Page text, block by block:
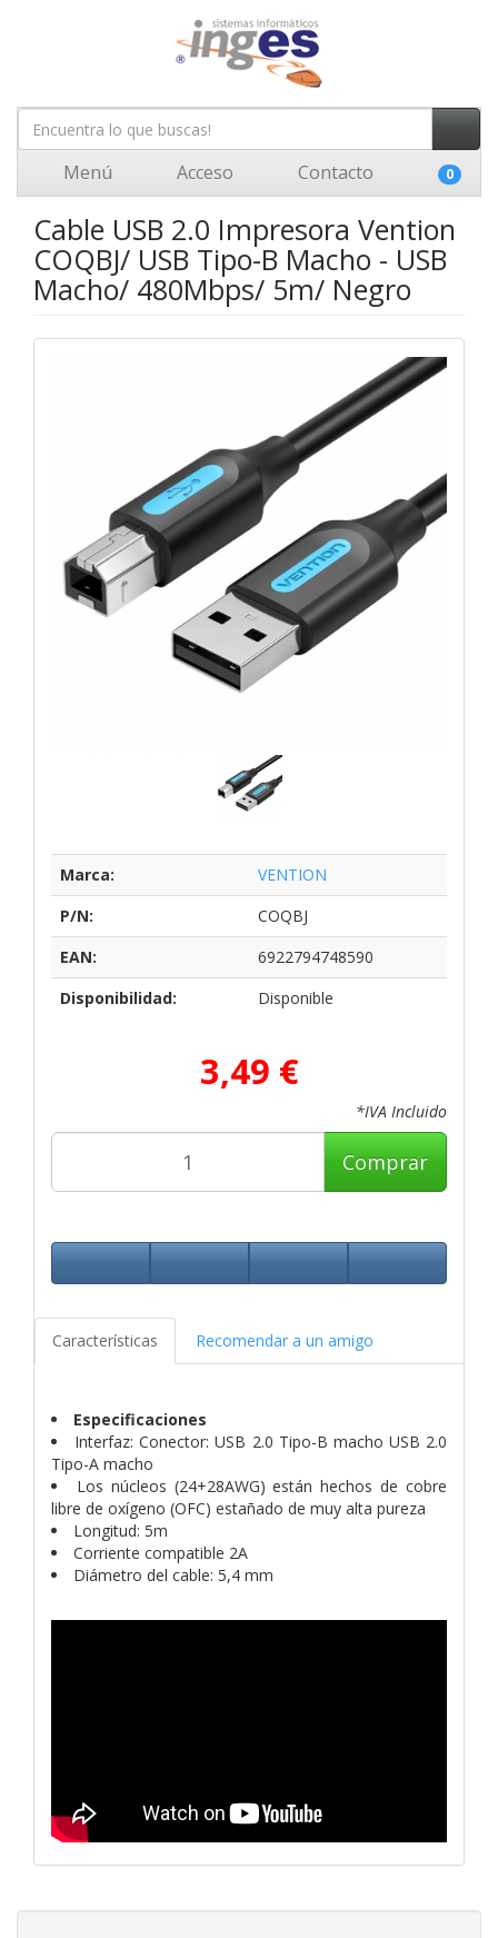
Menú Acceso Contacto 0
Cable USB 2.0 Impresora Vention
COQBJ/ USB Tipo-B Macho - USB
Macho/ 480Mbps/ 5m/ Negro
Marca:
VENTION
P/N:
COQBJ
EAN:
6922794748590
Disponibilidad:
Disponible
3,49 €
*IVA Incluido
Comprar
Características Recomendar a un amigo
Especificaciones
Interfaz: Conector: USB 2.0 Tipo-B macho USB 2.0
Tipo-A macho
Los núcleos (24+28AWG) están hechos de cobre
libre de oxígeno (OFC) estañado de muy alta pureza
Longitud: 5m
Corriente compatible 2A
Diámetro del cable: 5,4 mm